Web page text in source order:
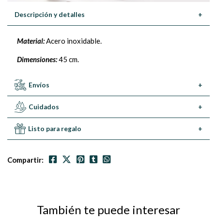
Descripción y detalles +
Material:Acero inoxidable.
Dimensiones:45 cm.
Envíos +
Cuidados +
Listo para regalo +
Compartir:
También te puede interesar